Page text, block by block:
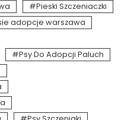
Pieski Szczeniaczki
adopcje warszawa
Psy Do Adopcji Paluch